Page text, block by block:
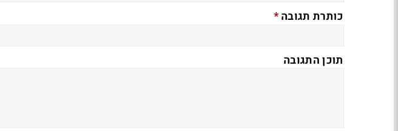
כותרת תגובה*
תוכן התגובה